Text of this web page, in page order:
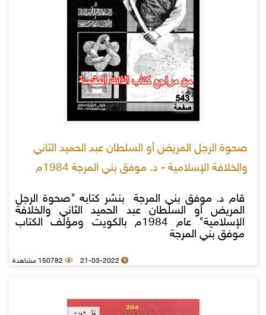
صحوة الرجل المريض أو السلطان عبد الحميد الثاني
والخلافة الإسلامية - د. موفق بني المرجة 1984م
قام د. موفق بني المرجة بنشر كتابه "صحوة الرجل
المريض أو السلطان عبد الحميد الثاني والخلافة
الإسلامية" عام 1984م بالكويت ومؤلف الكتاب
موفق بني المرجة
21-03-2022 150782 مشاهدة